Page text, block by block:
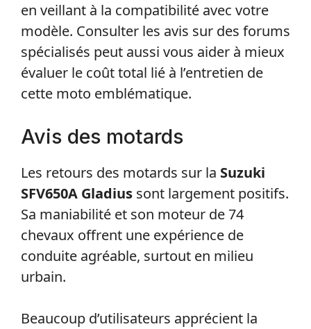
en veillant à la compatibilité avec votre
modèle. Consulter les avis sur des forums
spécialisés peut aussi vous aider à mieux
évaluer le coût total lié à l’entretien de
cette moto emblématique.
Avis des motards
Les retours des motards sur la Suzuki
SFV650A Gladius sont largement positifs.
Sa maniabilité et son moteur de 74
chevaux offrent une expérience de
conduite agréable, surtout en milieu
urbain.
Beaucoup d’utilisateurs apprécient la